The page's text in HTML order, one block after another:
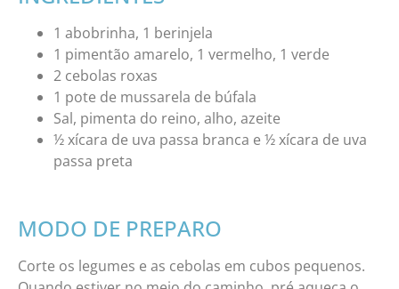
1 abobrinha, 1 berinjela
1 pimentão amarelo, 1 vermelho, 1 verde
2 cebolas roxas
1 pote de mussarela de búfala
Sal, pimenta do reino, alho, azeite
½ xícara de uva passa branca e ½ xícara de uva
passa preta
MODO DE PREPARO
Corte os legumes e as cebolas em cubos pequenos.